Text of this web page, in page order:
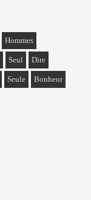
Hommes
Seul Dire
Seule Bonheur